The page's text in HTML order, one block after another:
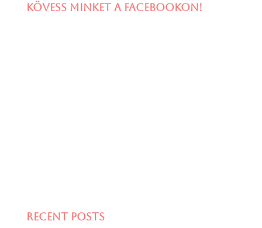
Kövess minket a facebookon!
Recent Posts